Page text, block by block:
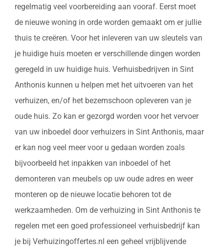
regelmatig veel voorbereiding aan vooraf. Eerst moet
de nieuwe woning in orde worden gemaakt om er jullie
thuis te creëren. Voor het inleveren van uw sleutels van
je huidige huis moeten er verschillende dingen worden
geregeld in uw huidige huis. Verhuisbedrijven in Sint
Anthonis kunnen u helpen met het uitvoeren van het
verhuizen, en/of het bezemschoon opleveren van je
oude huis. Zo kan er gezorgd worden voor het vervoer
van uw inboedel door verhuizers in Sint Anthonis, maar
er kan nog veel meer voor u gedaan worden zoals
bijvoorbeeld het inpakken van inboedel of het
demonteren van meubels op uw oude adres en weer
monteren op de nieuwe locatie behoren tot de
werkzaamheden. Om de verhuizing in Sint Anthonis te
regelen met een goed professioneel verhuisbedrijf kan
je bij Verhuizingoffertes.nl een geheel vrijblijvende